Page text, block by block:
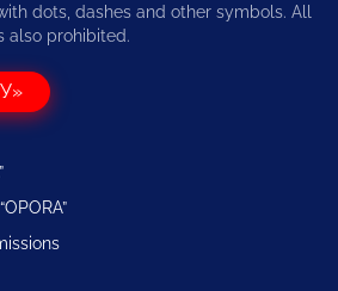
dots, dashes and other symbols. All
also prohibited.